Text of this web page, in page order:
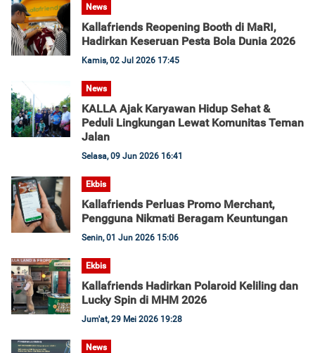
News
Kallafriends Reopening Booth di MaRI,
Hadirkan Keseruan Pesta Bola Dunia 2026
Kamis, 02 Jul 2026 17:45
News
KALLA Ajak Karyawan Hidup Sehat &
Peduli Lingkungan Lewat Komunitas Teman
Jalan
Selasa, 09 Jun 2026 16:41
Ekbis
Kallafriends Perluas Promo Merchant,
Pengguna Nikmati Beragam Keuntungan
Senin, 01 Jun 2026 15:06
Ekbis
Kallafriends Hadirkan Polaroid Keliling dan
Lucky Spin di MHM 2026
Jum'at, 29 Mei 2026 19:28
News